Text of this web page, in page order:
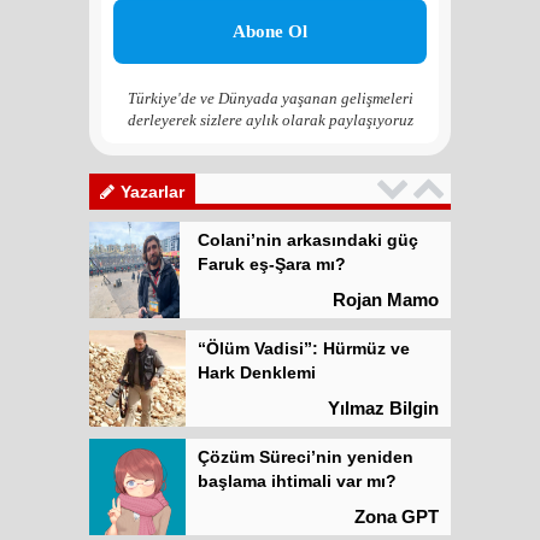
Türkiye'de ve Dünyada yaşanan gelişmeleri
derleyerek sizlere aylık olarak paylaşıyoruz
Yazarlar
Çözüm Süreci’nin yeniden
Kadına şiddet “Devlet” eliyle
meşrulaştırılıyor
Atilla Yüceak
Colani’nin arkasındaki güç
Faruk eş-Şara mı?
Rojan Mamo
“Ölüm Vadisi”: Hürmüz ve
Hark Denklemi
Yılmaz Bilgin
Çözüm Süreci’nin yeniden
başlama ihtimali var mı?
Zona GPT